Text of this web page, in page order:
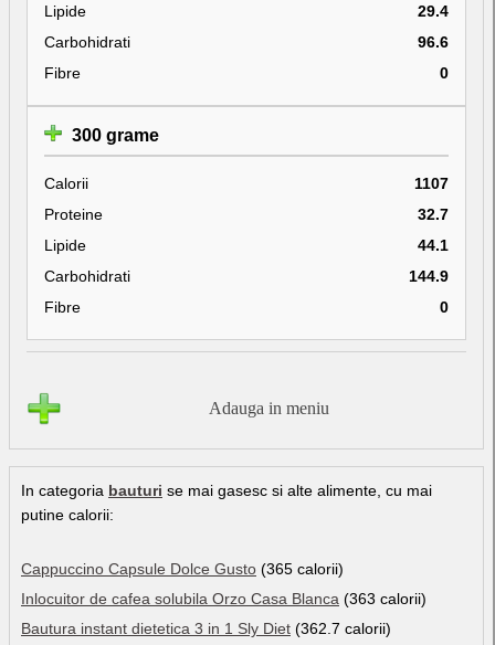
Lipide
29.4
Carbohidrati
96.6
Fibre
0
300 grame
Calorii
1107
Proteine
32.7
Lipide
44.1
Carbohidrati
144.9
Fibre
0
Adauga in meniu
In categoria bauturi se mai gasesc si alte alimente, cu mai
putine calorii:
Cappuccino Capsule Dolce Gusto (365 calorii)
Inlocuitor de cafea solubila Orzo Casa Blanca (363 calorii)
Bautura instant dietetica 3 in 1 Sly Diet (362.7 calorii)